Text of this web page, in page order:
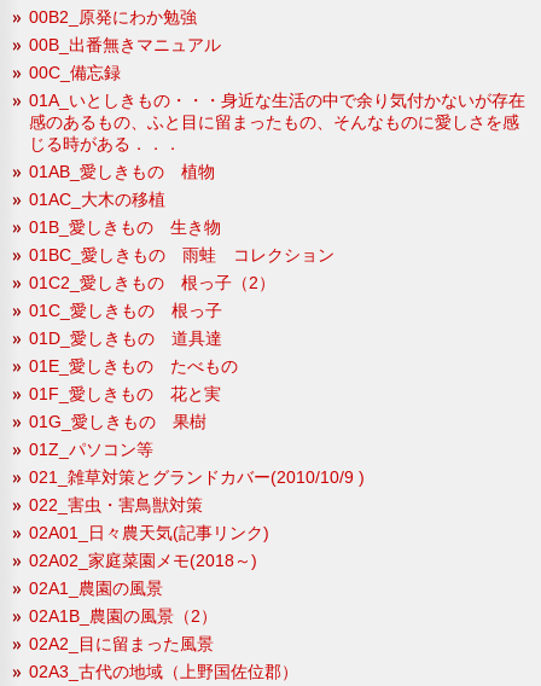
00B2_原発にわか勉強
00B_出番無きマニュアル
00C_備忘録
01A_いとしきもの・・・身近な生活の中で余り気付かないが存在
感のあるもの、ふと目に留まったもの、そんなものに愛しさを感
じる時がある．．．
01AB_愛しきもの 植物
01AC_大木の移植
01B_愛しきもの 生き物
01BC_愛しきもの 雨蛙 コレクション
01C2_愛しきもの 根っ子（2）
01C_愛しきもの 根っ子
01D_愛しきもの 道具達
01E_愛しきもの たべもの
01F_愛しきもの 花と実
01G_愛しきもの 果樹
01Z_パソコン等
021_雑草対策とグランドカバー(2010/10/9 )
022_害虫・害鳥獣対策
02A01_日々農天気(記事リンク)
02A02_家庭菜園メモ(2018～)
02A1_農園の風景
02A1B_農園の風景（2）
02A2_目に留まった風景
02A3_古代の地域（上野国佐位郡）